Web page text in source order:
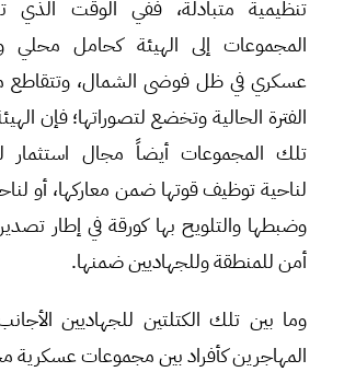
تنظيمية متبادلة، ففي الوقت الذي
المجموعات إلى الهيئة كحامل محلي
عسكري في ظل فوضى الشمال، وتتقاطع
الفترة الحالية وتخضع لتصوراتها؛ فإن
تلك المجموعات أيضاً مجال استثمار
لناحية توظيف قوتها ضمن معاركها، أو
وضبطها والتلويح بها كورقة في إطار
أمن للمنطقة وللجهاديين ضمنها.
وما بين تلك الكتلتين للجهاديين
المهاجرين كأفراد بين مجموعات عسكرية